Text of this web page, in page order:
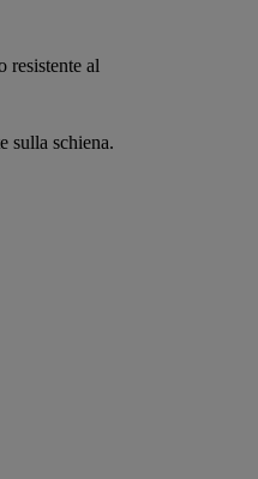
resistente al
sulla schiena.